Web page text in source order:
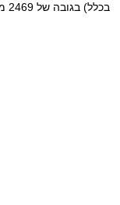
בכלל) בגובה של 2469 מטר מעל פני הים.